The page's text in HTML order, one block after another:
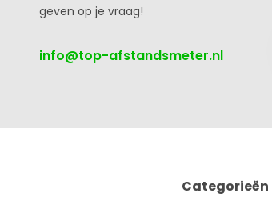
geven op je vraag!
info@top-afstandsmeter.nl
Categorieën